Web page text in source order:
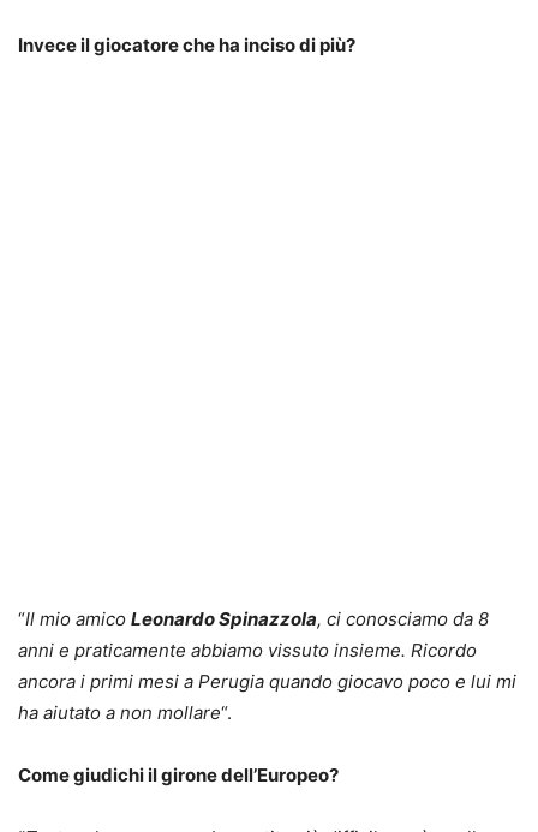
Invece il giocatore che ha inciso di più?
“Il mio amico Leonardo Spinazzola, ci conosciamo da 8
anni e praticamente abbiamo vissuto insieme. Ricordo
ancora i primi mesi a Perugia quando giocavo poco e lui mi
ha aiutato a non mollare“.
Come giudichi il girone dell’Europeo?